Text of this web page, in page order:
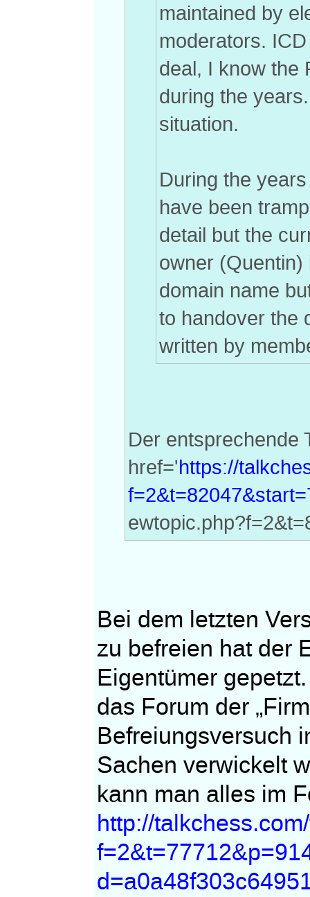
maintained by
moderators.
deal, I know the
during the
situation.
During the
have been
detail but the
owner
domain name
to handover the
written by
Der entsprechende
href='https://
Bei dem letzten
zu befreien hat der
Eigentümer
das Forum der
Befreiungsversuch
Sachen verwickelt
kann man alles im
http://